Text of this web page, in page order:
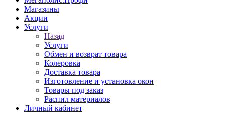
Магазины
Акции
Услуги
Назад
Услуги
Обмен и возврат товара
Колеровка
Доставка товара
Изготовление и установка окон
Товары под заказ
Распил материалов
Личный кабинет